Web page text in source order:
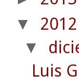
▼ 2012
▼
Luis